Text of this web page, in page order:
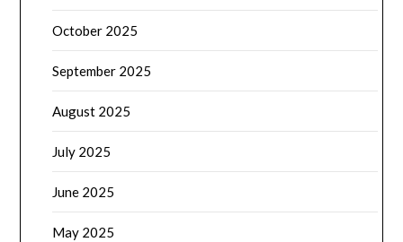
October 2025
September 2025
August 2025
July 2025
June 2025
May 2025